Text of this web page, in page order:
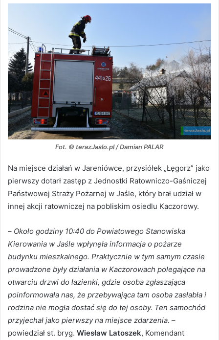
Fot. © terazJaslo.pl / Damian PALAR
Na miejsce działań w Jareniówce, przysiółek „Łęgorz” jako
pierwszy dotarł zastęp z Jednostki Ratowniczo-Gaśniczej
Państwowej Straży Pożarnej w Jaśle, który brał udział w
innej akcji ratowniczej na pobliskim osiedlu Kaczorowy.
– Około godziny 10:40 do Powiatowego Stanowiska
Kierowania w Jaśle wpłynęła informacja o pożarze
budynku mieszkalnego. Praktycznie w tym samym czasie
prowadzone były działania w Kaczorowach polegające na
otwarciu drzwi do łazienki, gdzie osoba zgłaszająca
poinformowała nas, że przebywająca tam osoba zasłabła i
rodzina nie mogła dostać się do tej osoby. Ten samochód
przyjechał jako pierwszy na miejsce zdarzenia. –
powiedział st. bryg. Wiesław Latoszek, Komendant